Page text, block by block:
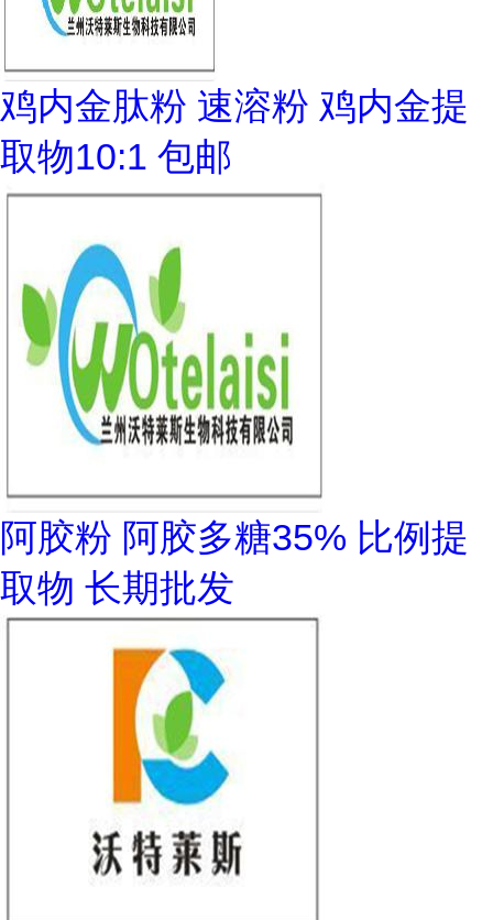
鸡内金肽粉 速溶粉 鸡内金提
取物10:1 包邮
阿胶粉 阿胶多糖35% 比例提
取物 长期批发